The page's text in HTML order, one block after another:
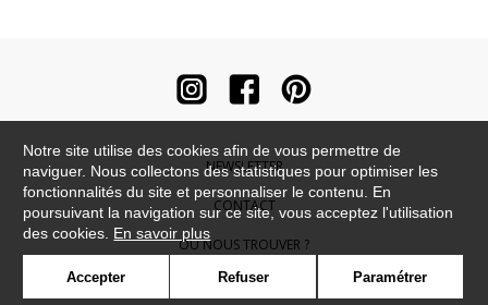
NEWSLETTER
CONTACT
OÙ NOUS TROUVER ?
CONTRACT
Notre site utilise des cookies afin de vous permettre de
naviguer. Nous collectons des statistiques pour optimiser les
fonctionnalités du site et personnaliser le contenu. En
poursuivant la navigation sur ce site, vous acceptez l'utilisation
des cookies. En savoir plus
Accepter Refuser Paramétrer